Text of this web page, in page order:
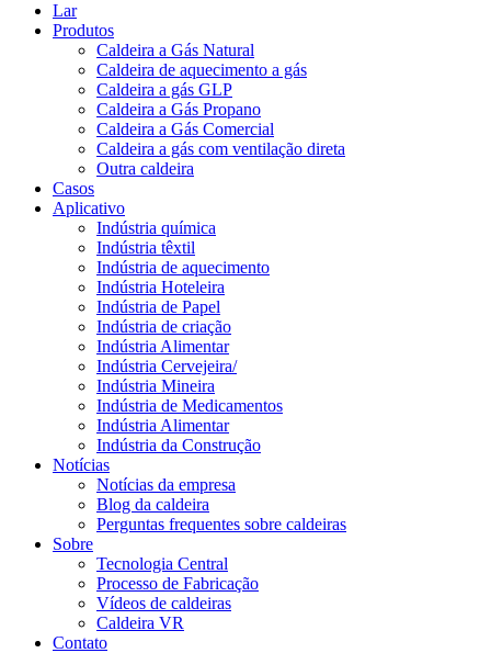
Lar
Produtos
Caldeira a Gás Natural
Caldeira de aquecimento a gás
Caldeira a gás GLP
Caldeira a Gás Propano
Caldeira a Gás Comercial
Caldeira a gás com ventilação direta
Outra caldeira
Casos
Aplicativo
Indústria química
Indústria têxtil
Indústria de aquecimento
Indústria Hoteleira
Indústria de Papel
Indústria de criação
Indústria Alimentar
Indústria Cervejeira/
Indústria Mineira
Indústria de Medicamentos
Indústria Alimentar
Indústria da Construção
Notícias
Notícias da empresa
Blog da caldeira
Perguntas frequentes sobre caldeiras
Sobre
Tecnologia Central
Processo de Fabricação
Vídeos de caldeiras
Caldeira VR
Contato